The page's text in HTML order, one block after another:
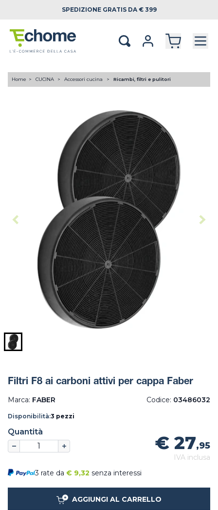
SPEDIZIONE GRATIS DA € 399
Home CUCINA Accessori cucina Ricambi, filtri e pulitori
Filtri F8 ai carboni attivi per cappa Faber
Marca: FABER Codice: 03486032
Disponibilità:3 pezzi
Quantità
€ 27,95
IVA inclusa
3 rate da € 9,32 senza interessi
AGGIUNGI AL CARRELLO